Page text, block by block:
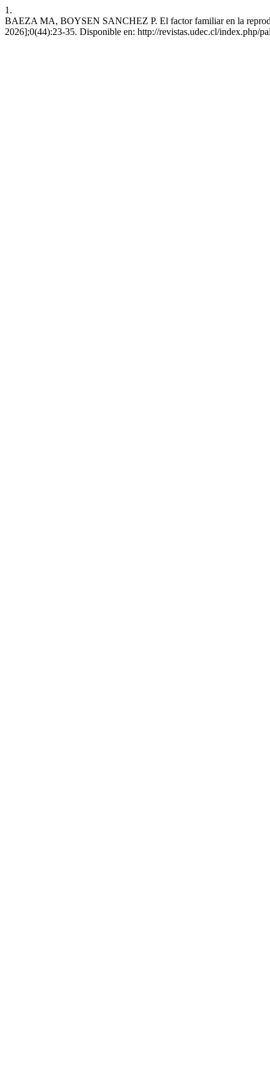
1.
BAEZA MA, BOYSEN SANCHEZ P. El factor familiar en la
2026];0(44):23-35. Disponible en: http://revistas.udec.cl/index.php/